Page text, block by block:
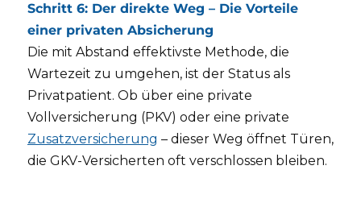
Schritt 6: Der direkte Weg – Die Vorteile
einer privaten Absicherung
Die mit Abstand effektivste Methode, die
Wartezeit zu umgehen, ist der Status als
Privatpatient. Ob über eine private
Vollversicherung (PKV) oder eine private
Zusatzversicherung – dieser Weg öffnet Türen,
die GKV-Versicherten oft verschlossen bleiben.